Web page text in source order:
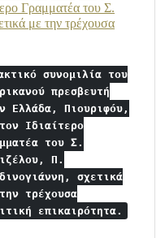
Γραμματέα του Σ.
με την τρέχουσα
συνομιλία του
πρεσβευτή
Ελλάδα, Πιουριφόυ,
Ιδιαίτερο
του Σ.
Π.
σχετικά
τρέχουσα
επικαιρότητα.